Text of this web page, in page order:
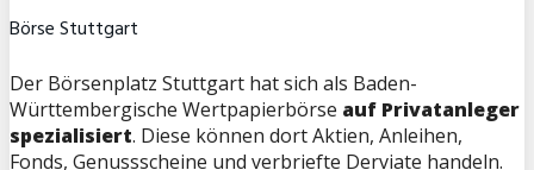
Börse Stuttgart
Der Börsenplatz Stuttgart hat sich als Baden-
Württembergische Wertpapierbörse auf Privatanleger
spezialisiert. Diese können dort Aktien, Anleihen,
Fonds, Genussscheine und verbriefte Derviate handeln.